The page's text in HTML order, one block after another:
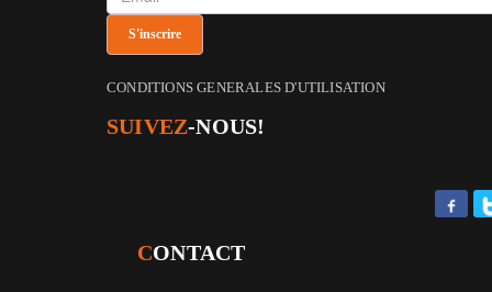
CONDITIONS GENERALES D'UTILISATION
SUIVEZ-NOUS!
CONTACT